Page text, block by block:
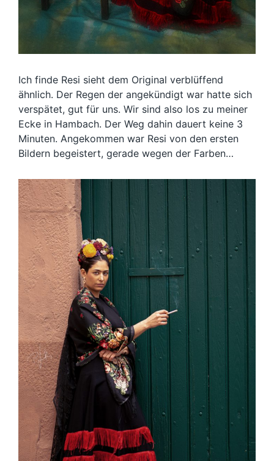
Ich finde Resi sieht dem Original verblüffend
ähnlich. Der Regen der angekündigt war hatte sich
verspätet, gut für uns. Wir sind also los zu meiner
Ecke in Hambach. Der Weg dahin dauert keine 3
Minuten. Angekommen war Resi von den ersten
Bildern begeistert, gerade wegen der Farben…